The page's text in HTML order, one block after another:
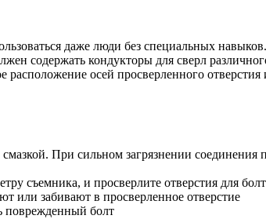
даже люди без специальных
содержать кондукторы для сверл
расположение осей просверленного отверстия
При сильном загрязнении соединения
съемника, и просверлите отверстия для
или забивают в просверленное отверстие
поврежденный болт